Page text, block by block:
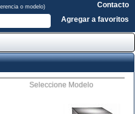
o modelo)
Contacto
Agregar a favoritos
Seleccione Modelo